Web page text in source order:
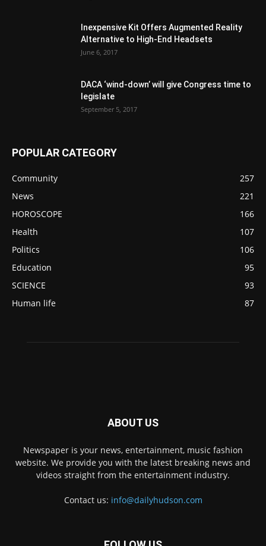
Inexpensive Kit Offers Augmented Reality
Alternative to High-End Headsets
June 6, 2017
DACA ‘wind-down’ will give Congress time to
legislate
September 5, 2017
POPULAR CATEGORY
Community
257
News
221
HOROSCOPE
166
Health
107
Politics
106
Education
95
SCIENCE
93
Human life
87
ABOUT US
Newspaper is your news, entertainment, music fashion
website. We provide you with the latest breaking news and
videos straight from the entertainment industry.
Contact us: info@dailyhudson.com